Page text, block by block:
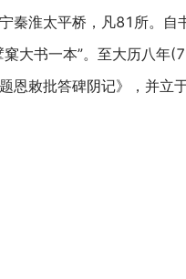
秦淮太平桥，凡81所。自
窠大书一本”。至大历八年
恩敕批答碑阴记》，并立